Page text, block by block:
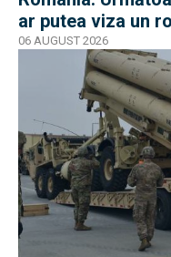
ar putea viza un
direcția Galați-Reni
06 AUGUST 2026